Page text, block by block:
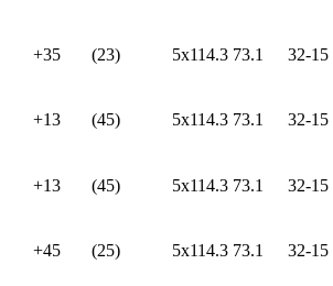
+35 (23) 5x114.3 73.1 32-15
+13 (45) 5x114.3 73.1 32-15
+13 (45) 5x114.3 73.1 32-15
+45 (25) 5x114.3 73.1 32-15